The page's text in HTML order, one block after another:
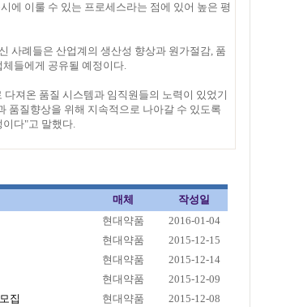
에 이룰 수 있는 프로세스라는 점에 있어 높은 평
사례들은 산업계의 생산성 향상과 원가절감, 품
들에게 공유될 예정이다.
져온 품질 시스템과 임직원들의 노력이 있었기
품질향상을 위해 지속적으로 나아갈 수 있도록
이다"고 말했다.
매체
작성일
현대약품
2016-01-04
현대약품
2015-12-15
현대약품
2015-12-14
현대약품
2015-12-09
집 현대약품
2015-12-08